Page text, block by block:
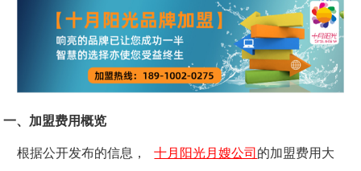
一、加盟费用概览
根据公开发布的信息， 十月阳光月嫂公司 的加盟费用大